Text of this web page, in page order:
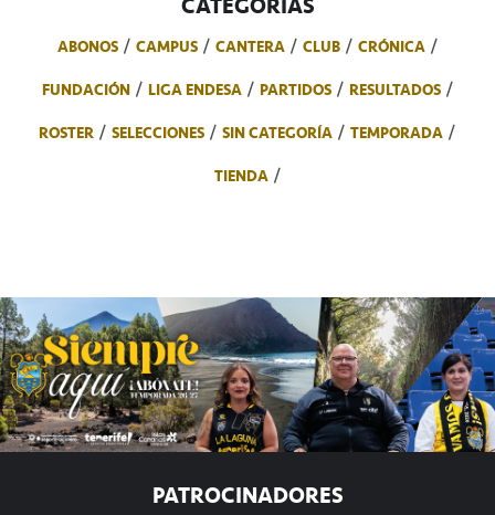
ABONOS CAMPUS CANTERA CLUB
CRÓNICA
FUNDACIÓN
LIGA ENDESA PARTIDOS
RESULTADOS
ROSTER
SELECCIONES SIN CATEGORÍA
TEMPORADA
TIENDA
PATROCINADORES